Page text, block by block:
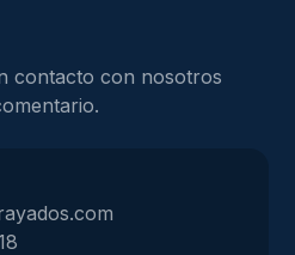
contacto con nosotros